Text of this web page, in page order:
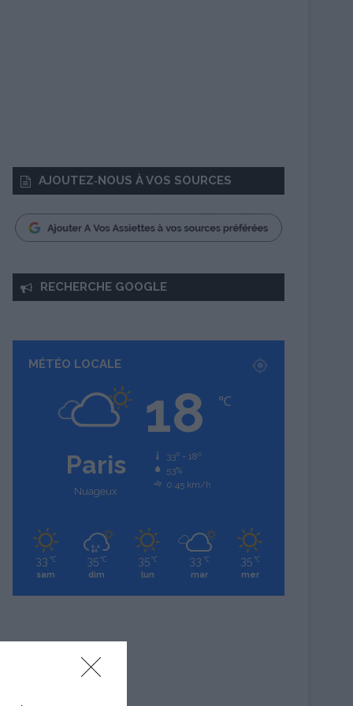
AJOUTEZ‑NOUS À VOS SOURCES
RECHERCHE GOOGLE
MÉTÉO LOCALE
Paris
Nuageux
18 ℃
33º - 18º
53%
0.45 km/h
33 ℃
sam
35 ℃
dim
35 ℃
lun
33 ℃
mar
35 ℃
mer